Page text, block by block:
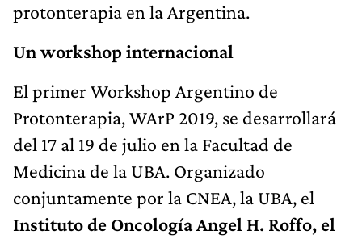
protonterapia en la Argentina.
Un workshop internacional
El primer Workshop Argentino de
Protonterapia, WArP 2019, se desarrollará
del 17 al 19 de julio en la Facultad de
Medicina de la UBA. Organizado
conjuntamente por la CNEA, la UBA, el
Instituto de Oncología Angel H. Roffo, el